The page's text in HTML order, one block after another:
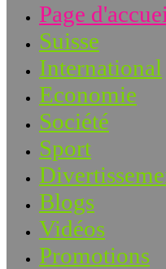
Page
Suisse
International
Economie
Société
Sport
Blogs
Vidéos
Promotions